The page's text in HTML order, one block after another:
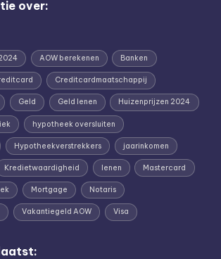
over:
AOW berekenen Banken
Creditcardmaatschappij
Geld Geld lenen Huizenprijzen 2024
hypotheek oversluiten
Hypotheekverstrekkers jaarinkomen
Kredietwaardigheid lenen Mastercard
Mortgage Notaris
Vakantiegeld AOW Visa